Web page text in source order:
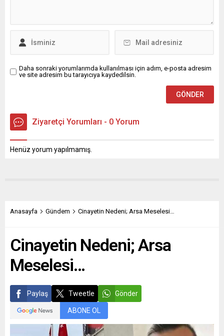
Daha sonraki yorumlarımda kullanılması için adım, e-posta adresim
ve site adresim bu tarayıcıya kaydedilsin.
Ziyaretçi Yorumları - 0 Yorum
Henüz yorum yapılmamış.
Anasayfa Gündem Cinayetin Nedeni; Arsa Meselesi…
Cinayetin Nedeni; Arsa
Meselesi…
Paylaş Tweetle Gönder
ABONE OL